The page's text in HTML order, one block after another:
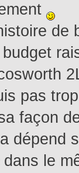
de
pas
façon
dépend
le